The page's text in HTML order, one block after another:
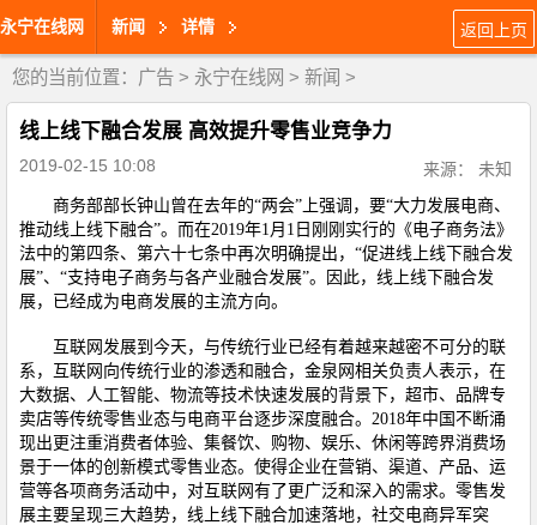
永宁在线网 新闻 详情 返回上页
您的当前位置： 广告 > 永宁在线网 > 新闻 >
线上线下融合发展 高效提升零售业竞争力
2019-02-15 10:08 来源： 未知
商务部部长钟山曾在去年的“两会”上强调，要“大力发展电商、
推动线上线下融合”。而在2019年1月1日刚刚实行的《电子商务法》
法中的第四条、第六十七条中再次明确提出，“促进线上线下融合发
展”、“支持电子商务与各产业融合发展”。因此，线上线下融合发
展，已经成为电商发展的主流方向。
互联网发展到今天，与传统行业已经有着越来越密不可分的联
系，互联网向传统行业的渗透和融合，金泉网相关负责人表示，在
大数据、人工智能、物流等技术快速发展的背景下，超市、品牌专
卖店等传统零售业态与电商平台逐步深度融合。2018年中国不断涌
现出更注重消费者体验、集餐饮、购物、娱乐、休闲等跨界消费场
景于一体的创新模式零售业态。使得企业在营销、渠道、产品、运
营等各项商务活动中，对互联网有了更广泛和深入的需求。零售发
展主要呈现三大趋势，线上线下融合加速落地，社交电商异军突